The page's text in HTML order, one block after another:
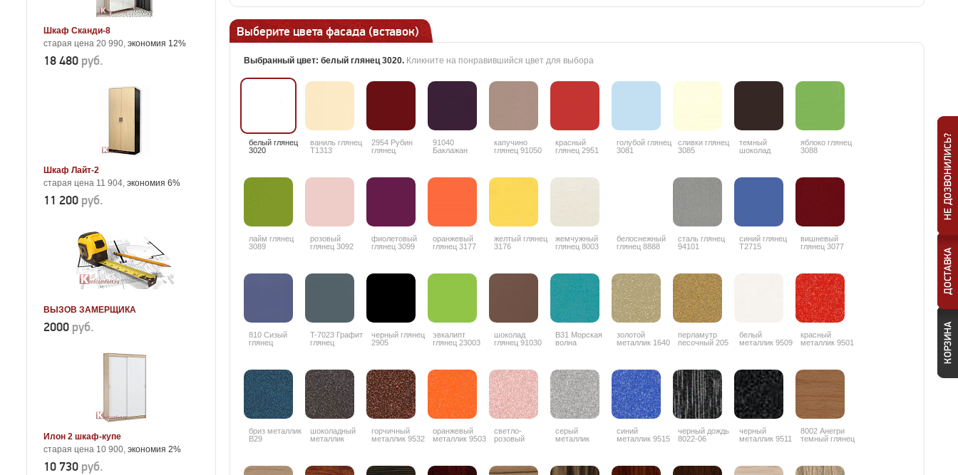
Шкаф Сканди-8
старая цена 20 990, экономия 12%
18 480 руб.
Шкаф Лайт-2
старая цена 11 904, экономия 6%
11 200 руб.
ВЫЗОВ ЗАМЕРЩИКА
2000 руб.
Илон 2 шкаф-купе
старая цена 10 900, экономия 2%
10 730 руб.
Выберите цвета фасада (вставок)
Выбранный цвет: белый глянец 3020. Кликните на понравившийся цвет для выбора
белый глянец
3020
ваниль глянец
T1313
2954 Рубин
глянец
91040
Баклажан
капучино
глянец 91050
красный
глянец 2951
голубой глянец
3081
сливки глянец
3085
темный
шоколад
яблоко глянец
3088
лайм глянец
3089
розовый
глянец 3092
фиолетовый
глянец 3099
оранжевый
глянец 3177
желтый глянец
3176
жемчужный
глянец 8003
белоснежный
глянец 8888
сталь глянец
94101
синий глянец
T2715
вишневый
глянец 3077
810 Сизый
глянец
T-7023 Графит
глянец
черный глянец
2905
эвкалипт
глянец 23003
шоколад
глянец 91030
В31 Морская
волна
золотой
металлик 1640
перламутр
песочный 205
белый
металлик 9509
красный
металлик 9501
бриз металлик
B29
шоколадный
металлик
горчичный
металлик 9532
оранжевый
металлик 9503
светло-
розовый
серый
металлик
синий
металлик 9515
черный дождь
8022-06
черный
металлик 9511
8002 Анегри
темный глянец